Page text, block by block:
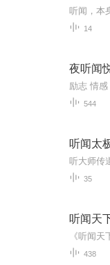
14
夜听闻
励志 情
544
听闻太
35
听闻天
438